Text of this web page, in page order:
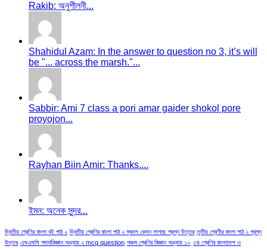
Rakib: অনুশীলনী...
Shahidul Azam: In the answer to question no 3, it’s will
be "... across the marsh."...
Sabbir: Ami 7 class a pori amar gaider shokol pore
proyojon...
Rayhan Biin Amir: Thanks....
ইমন: অনেক সুন্দর...
দ্বিতীয় শ্রেণির বাংলা বই পাঠ ২ দ্বিতীয় শ্রেণির বাংলা পাঠ ২ স্কুলে কেমন লাগছে প্রশ্ন উত্তর তৃতীয় শ্রেণীর বাংলা পাঠ ২ প্রশ্ন
উত্তর এসএসসি পদার্থবিজ্ঞান অধ্যায় ২ mcq question পঞ্চম শ্রেণির বিজ্ঞান অধ্যায় ১০ ৩য় শ্রেণির বাংলাদেশ ও